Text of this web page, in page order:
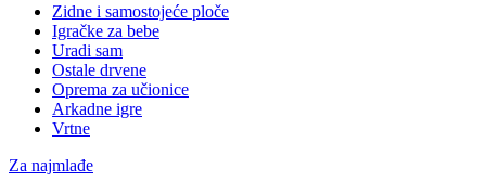
Zidne i samostojeće ploče
Igračke za bebe
Uradi sam
Ostale drvene
Oprema za učionice
Arkadne igre
Vrtne
Za najmlađe